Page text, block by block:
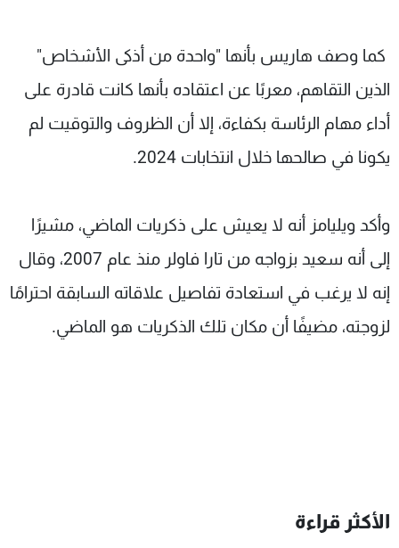
كما وصف هاريس بأنها "واحدة من أذكى الأشخاص"
الذين التقاهم، معربًا عن اعتقاده بأنها كانت قادرة على
أداء مهام الرئاسة بكفاءة، إلا أن الظروف والتوقيت لم
يكونا في صالحها خلال انتخابات 2024.
وأكد ويليامز أنه لا يعيش على ذكريات الماضي، مشيرًا
إلى أنه سعيد بزواجه من تارا فاولر منذ عام 2007، وقال
إنه لا يرغب في استعادة تفاصيل علاقاته السابقة احترامًا
لزوجته، مضيفًا أن مكان تلك الذكريات هو الماضي.
الأكثر قراءة